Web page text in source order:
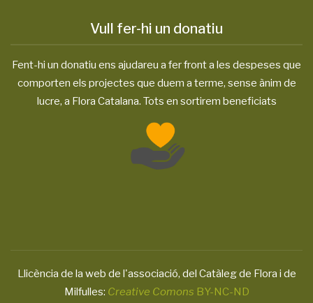
Vull fer-hi un donatiu
Fent-hi un donatiu ens ajudareu a fer front a les despeses que
comporten els projectes que duem a terme, sense ànim de
lucre, a Flora Catalana. Tots en sortirem beneficiats
Llicència de la web de l'associació, del Catàleg de Flora i de
Milfulles: Creative Comons BY-NC-ND